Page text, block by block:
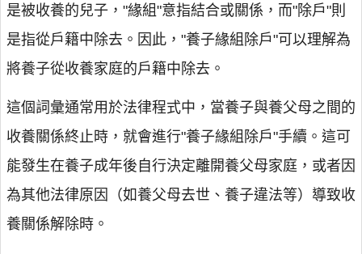
是被收養的兒子，"緣組"意指結合或關係，而"除戶"則
是指從戶籍中除去。因此，"養子緣組除戶"可以理解為
將養子從收養家庭的戶籍中除去。
這個詞彙通常用於法律程式中，當養子與養父母之間的
收養關係終止時，就會進行"養子緣組除戶"手續。這可
能發生在養子成年後自行決定離開養父母家庭，或者因
為其他法律原因（如養父母去世、養子違法等）導致收
養關係解除時。